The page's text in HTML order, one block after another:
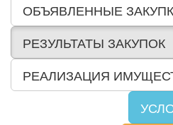
ОБЪЯВЛЕННЫЕ
РЕЗУЛЬТАТЫ ЗАКУПОК
РЕАЛИЗАЦИЯ